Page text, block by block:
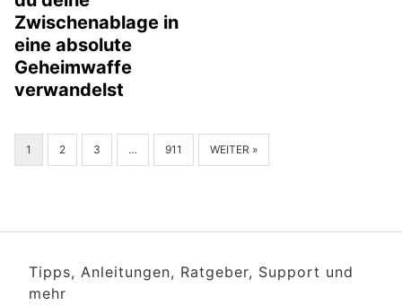
Zwischenablage in
eine absolute
Geheimwaffe
verwandelst
1 2 3 … 911 WEITER »
Tipps, Anleitungen, Ratgeber, Support und
mehr